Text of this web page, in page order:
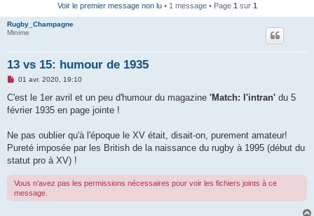
Voir le premier message non lu• 1 message • Page 1 sur 1
Rugby_Champagne
Minime
13 vs 15: humour de 1935
M
s
a
n
o
l
01 avr. 2020, 19:10
C'est le 1er avril et un peu d'humour du magazine 'Match: l'intran' du 5
février 1935 en page jointe !
Ne pas oublier qu'à l'époque le XV était, disait-on, purement amateur!
Pureté imposée par les British de la naissance du rugby à 1995 (début du
statut pro à XV) !
Vous n’avez pas les permissions nécessaires pour voir les fichiers joints à ce
message.